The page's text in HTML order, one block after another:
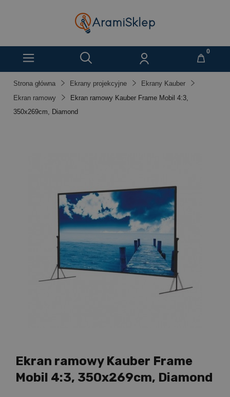
Strona główna Ekrany projekcyjne
Ekrany Kauber
Ekran ramowy
Ekran ramowy Kauber Frame Mobil 4:3,
350x269cm, Diamond
Ekran ramowy Kauber Frame
Mobil 4:3, 350x269cm, Diamond